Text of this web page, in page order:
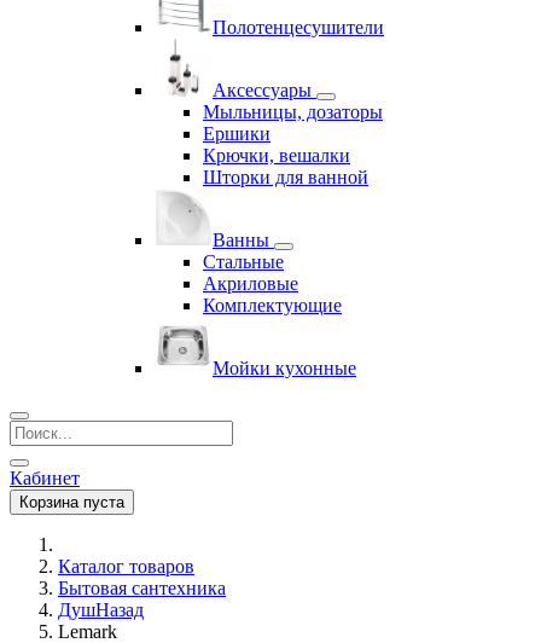
Полотенцесушители
Аксессуары
Мыльницы, дозаторы
Ершики
Крючки, вешалки
Шторки для ванной
Ванны
Стальные
Акриловые
Комплектующие
Мойки кухонные
Кабинет
Корзина пуста
Каталог товаров
Бытовая сантехника
ДушНазад
Lemark